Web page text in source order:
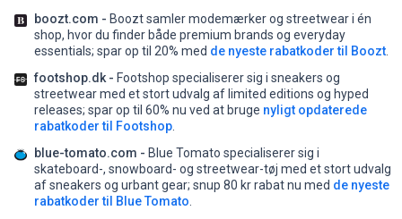
boozt.com - Boozt samler modemærker og streetwear i én
shop, hvor du finder både premium brands og everyday
essentials; spar op til 20% med de nyeste rabatkoder til Boozt
footshop.dk - Footshop specialiserer sig i sneakers og
streetwear med et stort udvalg af limited editions og hyped
releases; spar op til 60% nu ved at bruge nyligt opdaterede
rabatkoder til Footshop
blue-tomato.com - Blue Tomato specialiserer sig i
skateboard-, snowboard- og streetwear-tøj med et stort udvalg
af sneakers og urbant gear; snup 80 kr rabat nu med de nyeste
rabatkoder til Blue Tomato